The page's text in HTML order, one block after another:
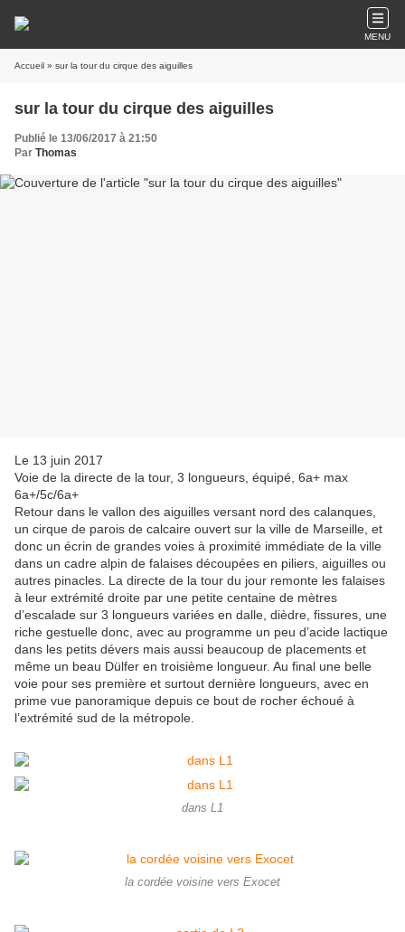
MENU
Accueil » sur la tour du cirque des aiguilles
sur la tour du cirque des aiguilles
Publié le 13/06/2017 à 21:50
Par Thomas
Le 13 juin 2017
Voie de la directe de la tour, 3 longueurs, équipé, 6a+ max
6a+/5c/6a+
Retour dans le vallon des aiguilles versant nord des calanques,
un cirque de parois de calcaire ouvert sur la ville de Marseille, et
donc un écrin de grandes voies à proximité immédiate de la ville
dans un cadre alpin de falaises découpées en piliers, aiguilles ou
autres pinacles. La directe de la tour du jour remonte les falaises
à leur extrémité droite par une petite centaine de mètres
d’escalade sur 3 longueurs variées en dalle, dièdre, fissures, une
riche gestuelle donc, avec au programme un peu d’acide lactique
dans les petits dévers mais aussi beaucoup de placements et
même un beau Dülfer en troisième longueur. Au final une belle
voie pour ses première et surtout dernière longueurs, avec en
prime vue panoramique depuis ce bout de rocher échoué à
l’extrémité sud de la métropole.
dans L1
la cordée voisine vers Exocet